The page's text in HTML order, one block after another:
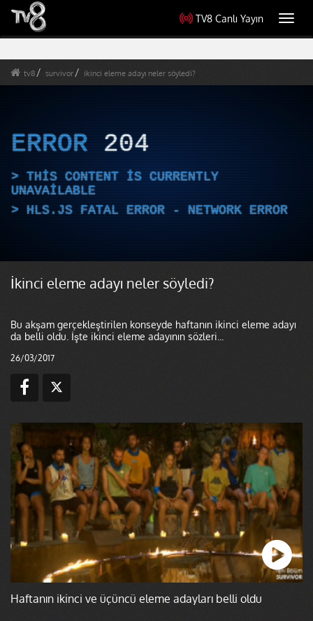
TV8 Canlı Yayın
tv8 survivor ikinci eleme adayı neler söyledi?
ERROR 204
THIS CONTENT IS CURRENTLY
UNAVAILABLE
HLS.JS FATAL ERROR - NETWORK ERROR
İkinci eleme adayı neler söyledi?
Bu akşam gerçekleştirilen konseyde haftanın ikinci eleme adayı
da belli oldu. İşte ikinci eleme adayının sözleri...
26/03/2017
Haftanın ikinci ve üçüncü eleme adayları belli oldu